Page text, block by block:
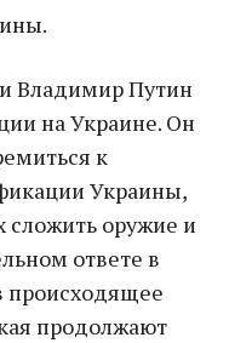
Владимир Путин
на Украине. Он
к
Украины,
сложить оружие и
ответе в
происходящее
продолжают